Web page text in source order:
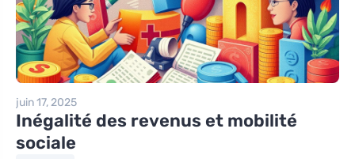
juin 17, 2025
Inégalité des revenus et mobilité
sociale